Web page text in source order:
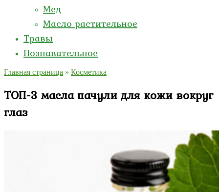
Мед
Масло растительное
Травы
Познавательное
Главная страница » Косметика
ТОП-3 масла пачули для кожи вокруг
глаз